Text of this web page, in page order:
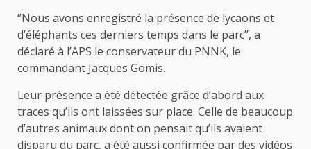
‘’Nous avons enregistré la présence de lycaons et
d’éléphants ces derniers temps dans le parc’’, a
déclaré à l’APS le conservateur du PNNK, le
commandant Jacques Gomis.
Leur présence a été détectée grâce d’abord aux
traces qu’ils ont laissées sur place. Celle de beaucoup
d’autres animaux dont on pensait qu’ils avaient
disparu du parc, a été aussi confirmée par des vidéos